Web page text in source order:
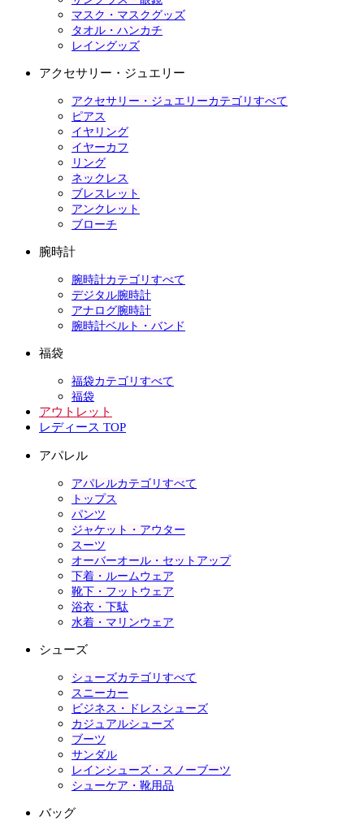
マスク・マスクグッズ
タオル・ハンカチ
レイングッズ
アクセサリー・ジュエリー
アクセサリー・ジュエリーカテゴリすべて
ピアス
イヤリング
イヤーカフ
リング
ネックレス
ブレスレット
アンクレット
ブローチ
腕時計
腕時計カテゴリすべて
デジタル腕時計
アナログ腕時計
腕時計ベルト・バンド
福袋
福袋カテゴリすべて
福袋
アウトレット
レディース TOP
アパレル
アパレルカテゴリすべて
トップス
パンツ
ジャケット・アウター
スーツ
オーバーオール・セットアップ
下着・ルームウェア
靴下・フットウェア
浴衣・下駄
水着・マリンウェア
シューズ
シューズカテゴリすべて
スニーカー
ビジネス・ドレスシューズ
カジュアルシューズ
ブーツ
サンダル
レインシューズ・スノーブーツ
シューケア・靴用品
バッグ